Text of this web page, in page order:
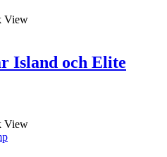
View
Island och Elite
View